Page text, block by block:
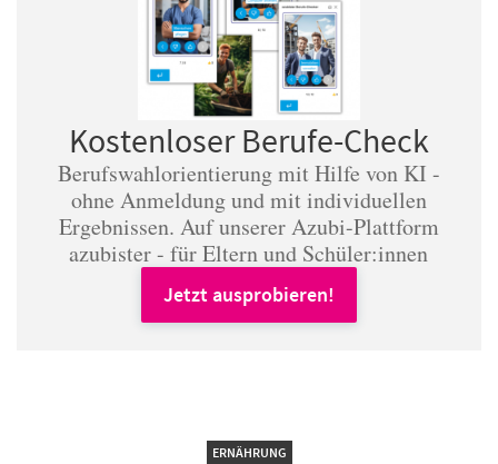
Kostenloser Berufe-Check
Berufswahlorientierung mit Hilfe von KI -
ohne Anmeldung und mit individuellen
Ergebnissen. Auf unserer Azubi-Plattform
azubister - für Eltern und Schüler:innen
Jetzt ausprobieren!
ERNÄHRUNG